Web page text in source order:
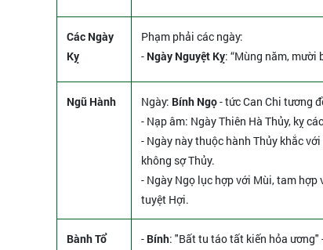
Các Ngày
Kỵ
Phạm phải các ngày:
- Ngày Nguyệt Kỵ: “Mùng năm, mười
Ngũ Hành Ngày: Bính Ngọ- tức Can Chi tương
- Nạp âm: Ngày Thiên Hà Thủy, kỵ
- Ngày này thuộc hành Thủy khắc
không sợ Thủy.
- Ngày Ngọ lục hợp với Mùi, tam hợp
tuyệt Hợi.
Bành Tổ
- Bính: "Bất tu táo tất kiến hỏa ương"